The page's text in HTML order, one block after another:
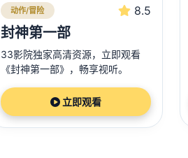
动作/冒险 8.5
封神第一部
33影院独家高清资源，立即观看
《封神第一部》，畅享视听。
立即观看